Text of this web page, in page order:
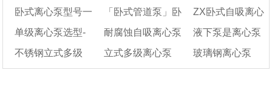
安装尺寸图 道离心泵选型
管道离心泵工作原理
及性能参数选型表
颗粒的介质么? 泵-管道离心泵
卧式离心泵型号一
览表
「卧式管道泵」卧
式管道离心泵 （低
转速）产品种类
ZX卧式自吸离心
泵规格型号及结构
单级离心泵选型-
立式单级单吸离心
耐腐蚀自吸离心泵
发生气蚀的原因是什
液下泵是离心泵
不锈钢立式多级 立式多级离心泵 玻璃钢离心泵